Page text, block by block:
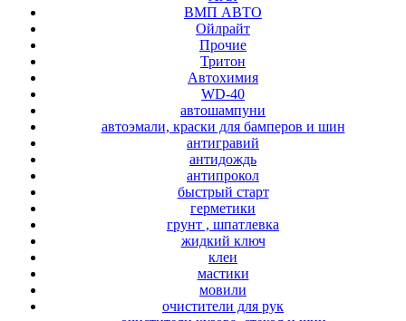
ВМП АВТО
Ойлрайт
Прочие
Тритон
Автохимия
WD-40
автошампуни
автоэмали, краски для бамперов и шин
антигравий
антидождь
антипрокол
быстрый старт
герметики
грунт , шпатлевка
жидкий ключ
клеи
мастики
мовили
очистители для рук